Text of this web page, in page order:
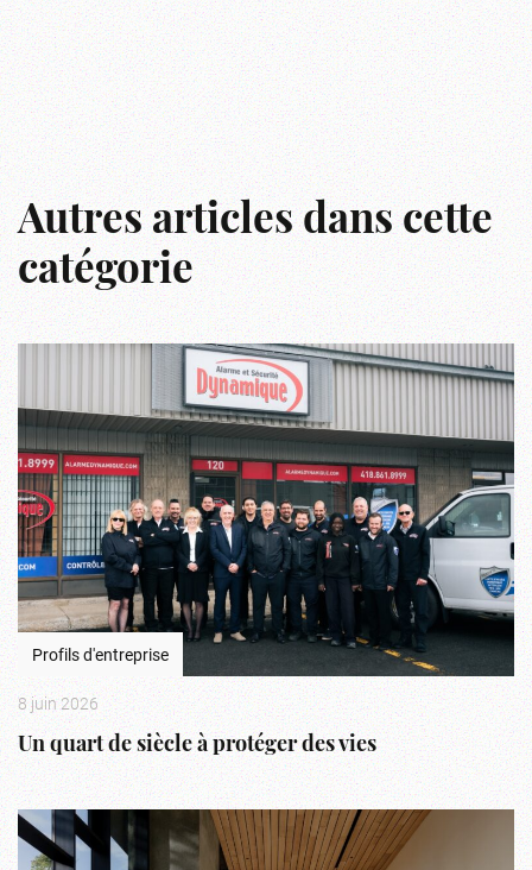
Autres articles dans cette
catégorie
Profils d'entreprise
8 juin 2026
Un quart de siècle à protéger des vies